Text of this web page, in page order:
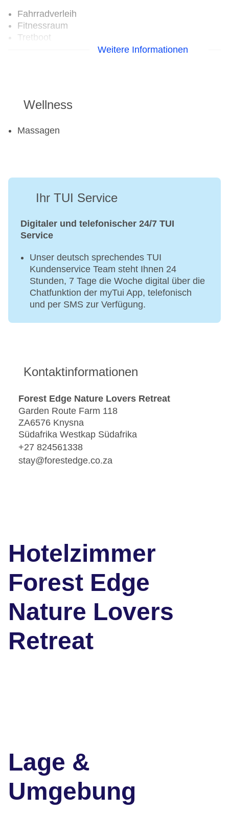
Fahrradverleih
Fitnessraum
Tretboot
Weitere Informationen
Wellness
Massagen
Ihr TUI Service
Digitaler und telefonischer 24/7 TUI
Service
Unser deutsch sprechendes TUI
Kundenservice Team steht Ihnen 24
Stunden, 7 Tage die Woche digital über die
Chatfunktion der myTui App, telefonisch
und per SMS zur Verfügung.
Kontaktinformationen
Forest Edge Nature Lovers Retreat
Garden Route Farm 118
ZA6576 Knysna
Südafrika Westkap Südafrika
+27 824561338
stay@forestedge.co.za
Hotelzimmer
Forest Edge
Nature Lovers
Retreat
Lage &
Umgebung